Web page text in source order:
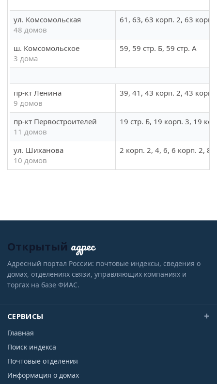
ул. Комсомольская
48 домов
61, 63, 63 корп. 2, 63 корп.
ш. Комсомольское
3 дома
59, 59 стр. Б, 59 стр. А
пр-кт Ленина
9 домов
39, 41, 43 корп. 2, 43
пр-кт Первостроителей
11 домов
19 стр. Б, 19 корп. 3, 19
ул. Шиханова
10 домов
2 корп. 2, 4, 6, 6 корп. 2, 8,
Открытый адрес
Адресный портал России: почтовые индексы, сведения о
домах, отделениях связи, управляющих компаниях и
торгах на базе ФИАС.
СЕРВИСЫ
Главная
Поиск индекса
Почтовые отделения
Информация о домах